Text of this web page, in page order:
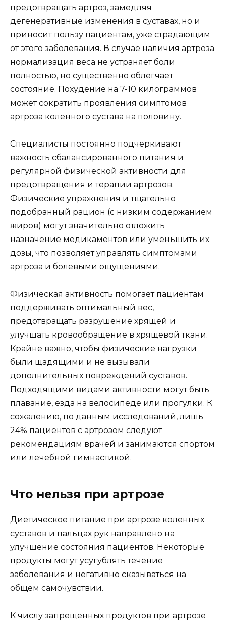
предотвращать артроз, замедляя
дегенеративные изменения в суставах, но и
приносит пользу пациентам, уже страдающим
от этого заболевания. В случае наличия артроза
нормализация веса не устраняет боли
полностью, но существенно облегчает
состояние. Похудение на 7-10 килограммов
может сократить проявления симптомов
артроза коленного сустава на половину.
Специалисты постоянно подчеркивают
важность сбалансированного питания и
регулярной физической активности для
предотвращения и терапии артрозов.
Физические упражнения и тщательно
подобранный рацион (с низким содержанием
жиров) могут значительно отложить
назначение медикаментов или уменьшить их
дозы, что позволяет управлять симптомами
артроза и болевыми ощущениями.
Физическая активность помогает пациентам
поддерживать оптимальный вес,
предотвращать разрушение хрящей и
улучшать кровообращение в хрящевой ткани.
Крайне важно, чтобы физические нагрузки
были щадящими и не вызывали
дополнительных повреждений суставов.
Подходящими видами активности могут быть
плавание, езда на велосипеде или прогулки. К
сожалению, по данным исследований, лишь
24% пациентов с артрозом следуют
рекомендациям врачей и занимаются спортом
или лечебной гимнастикой.
Что нельзя при артрозе
Диетическое питание при артрозе коленных
суставов и пальцах рук направлено на
улучшение состояния пациентов. Некоторые
продукты могут усугублять течение
заболевания и негативно сказываться на
общем самочувствии.
К числу запрещенных продуктов при артрозе